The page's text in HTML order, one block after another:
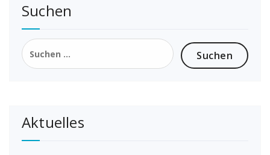
Suchen
Suchen
nach:
Aktuelles